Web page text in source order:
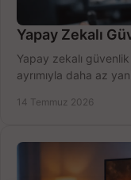
Yapay Zekalı
Yapay zekalı
ayrımıyla daha az
14 Temmuz 2026